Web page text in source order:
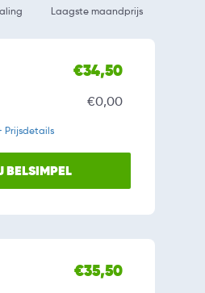
Laagste maandprijs
€34,50
€0,00
Prijsdetails
BELSIMPEL
€35,50